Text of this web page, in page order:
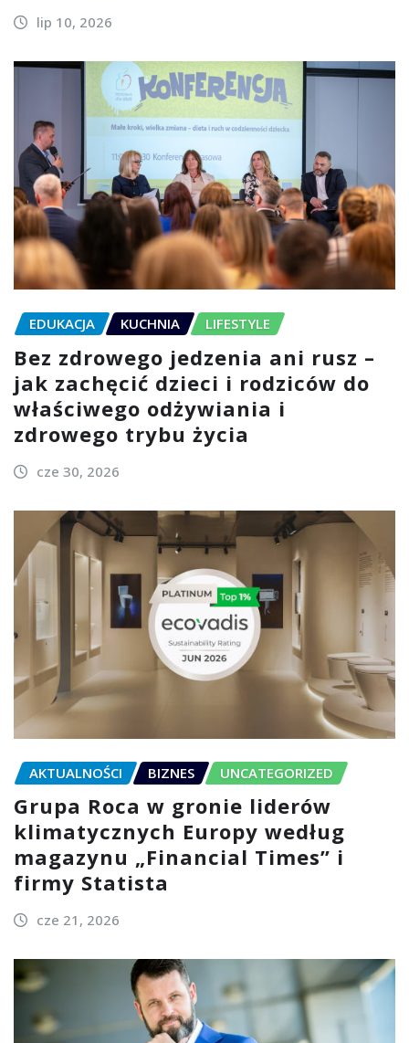
lip 10, 2026
EDUKACJA KUCHNIA LIFESTYLE
Bez zdrowego jedzenia ani rusz –
jak zachęcić dzieci i rodziców do
właściwego odżywiania i
zdrowego trybu życia
cze 30, 2026
AKTUALNOŚCI BIZNES UNCATEGORIZED
Grupa Roca w gronie liderów
klimatycznych Europy według
magazynu „Financial Times” i
firmy Statista
cze 21, 2026